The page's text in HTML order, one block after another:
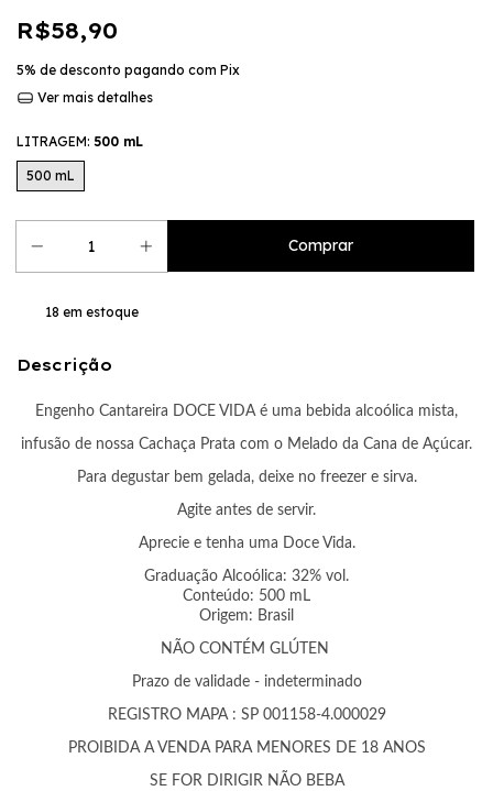
R$58,90
5% de desconto pagando com Pix
Ver mais detalhes
LITRAGEM: 500 mL
500 mL
18 em estoque
Descrição
Engenho Cantareira DOCE VIDA é uma bebida alcoólica mista,
infusão de nossa Cachaça Prata com o Melado da Cana de Açúcar.
Para degustar bem gelada, deixe no freezer e sirva.
Agite antes de servir.
Aprecie e tenha uma Doce Vida.
Graduação Alcoólica: 32% vol.
Conteúdo: 500 mL
Origem: Brasil
NÃO CONTÉM GLÚTEN
Prazo de validade - indeterminado
REGISTRO MAPA : SP 001158-4.000029
PROIBIDA A VENDA PARA MENORES DE 18 ANOS
SE FOR DIRIGIR NÃO BEBA